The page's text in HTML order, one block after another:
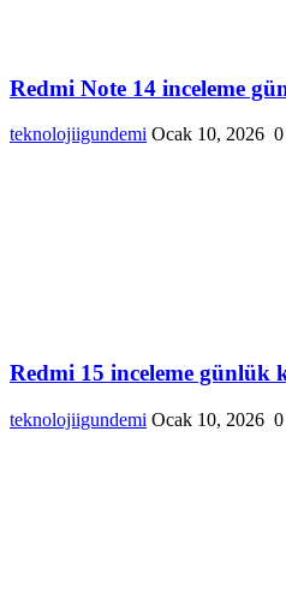
Redmi Note 14 inceleme
teknolojiigundemi Ocak 10, 2026 0
Redmi 15 inceleme günlük
teknolojiigundemi Ocak 10, 2026 0